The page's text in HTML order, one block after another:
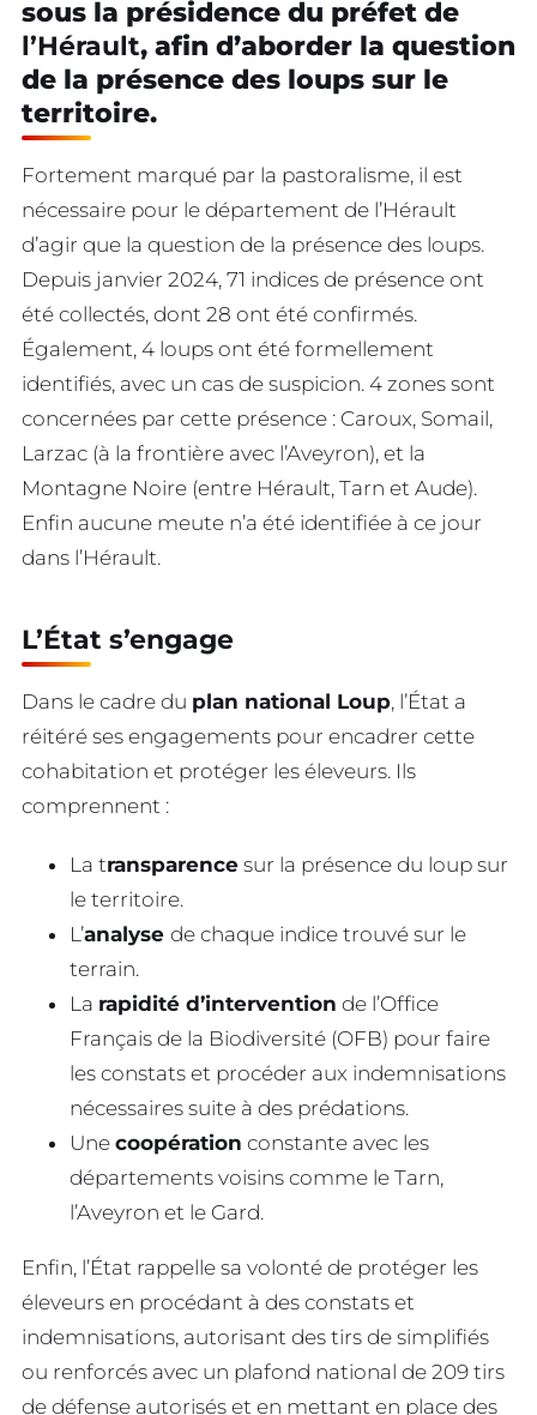
sous la présidence du préfet de
l’Hérault, afin d’aborder la question
de la présence des loups sur le
territoire.
Fortement marqué par la pastoralisme, il est
nécessaire pour le département de l’Hérault
d’agir que la question de la présence des loups.
Depuis janvier 2024, 71 indices de présence ont
été collectés, dont 28 ont été confirmés.
Également, 4 loups ont été formellement
identifiés, avec un cas de suspicion. 4 zones sont
concernées par cette présence : Caroux, Somail,
Larzac (à la frontière avec l’Aveyron), et la
Montagne Noire (entre Hérault, Tarn et Aude).
Enfin aucune meute n’a été identifiée à ce jour
dans l’Hérault.
L’État s’engage
Dans le cadre du plan national Loup, l’État a
réitéré ses engagements pour encadrer cette
cohabitation et protéger les éleveurs. Ils
comprennent :
La transparence sur la présence du loup sur
le territoire.
L’analyse de chaque indice trouvé sur le
terrain.
La rapidité d’intervention de l’Office
Français de la Biodiversité (OFB) pour faire
les constats et procéder aux indemnisations
nécessaires suite à des prédations.
Une coopération constante avec les
départements voisins comme le Tarn,
l’Aveyron et le Gard.
Enfin, l’État rappelle sa volonté de protéger les
éleveurs en procédant à des constats et
indemnisations, autorisant des tirs de simplifiés
ou renforcés avec un plafond national de 209 tirs
de défense autorisés et en mettant en place des